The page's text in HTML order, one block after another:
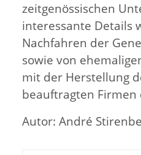
zeitgenössischen
interessante Details
Nachfahren der
sowie von
mit der Herstellung
beauftragten Firmen
Autor: André